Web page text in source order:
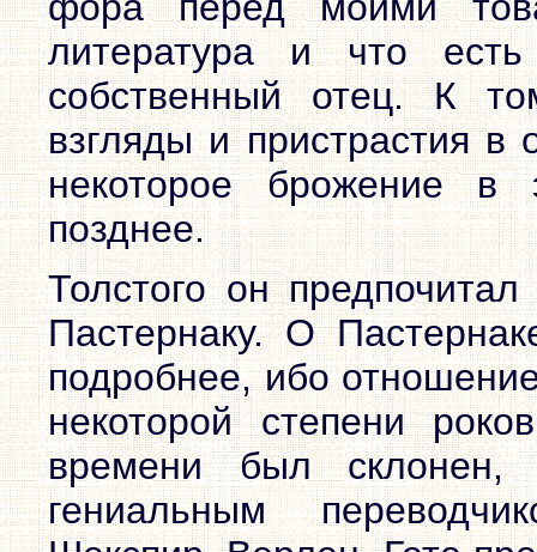
литература и что
собственный отец. К
взгляды и пристрастия в
некоторое брожение
позднее.
Толстого он
Пастернаку. О
подробнее, ибо
некоторой степени
времени был склонен,
гениальным